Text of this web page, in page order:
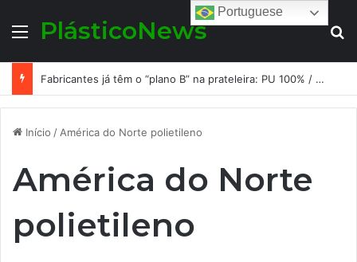
MenuPlásticoNews
Fabricantes já têm o “plano B” na prateleira: PU 100% / NC-free existe, mas ainda é pouco usado: a hora é transformar isso em projeto de resiliência
Início / América do Norte polietileno
América do Norte
polietileno
Portuguese